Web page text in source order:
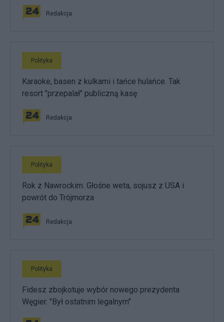
Redakcja
Polityka
Karaoke, basen z kulkami i tańce hulańce. Tak
resort "przepalał" publiczną kasę
Redakcja
Polityka
Rok z Nawrockim. Głośne weta, sojusz z USA i
powrót do Trójmorza
Redakcja
Polityka
Fidesz zbojkotuje wybór nowego prezydenta
Węgier. "Był ostatnim legalnym"